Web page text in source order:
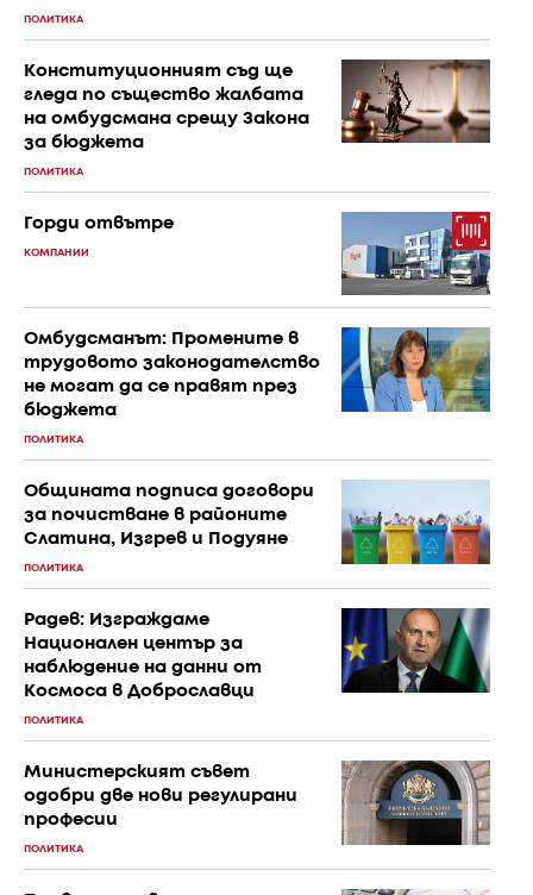
ПОЛИТИКА
Конституционният съд ще
гледа по същество жалбата
на омбудсмана срещу Закона
за бюджета
ПОЛИТИКА
Горди отвътре
КОМПАНИИ
Омбудсманът: Промените в
трудовото законодателство
не могат да се правят през
бюджета
ПОЛИТИКА
Общината подписа договори
за почистване в районите
Слатина, Изгрев и Подуяне
ПОЛИТИКА
Радев: Изграждаме
Национален център за
наблюдение на данни от
Космоса в Доброславци
ПОЛИТИКА
Министерският съвет
одобри две нови регулирани
професии
ПОЛИТИКА